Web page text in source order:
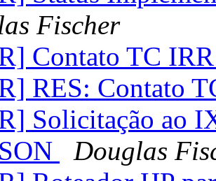
Fischer
Contato TC
RES: Contato
Solicitação ao
Douglas